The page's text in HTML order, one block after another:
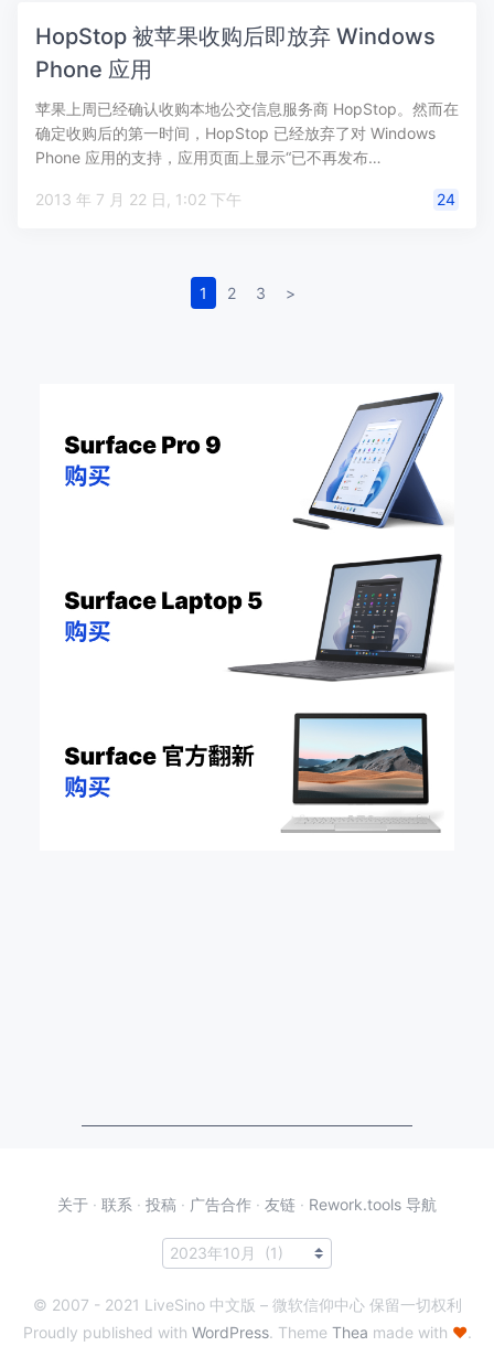
HopStop 被苹果收购后即放弃 Windows
Phone 应用
苹果上周已经确认收购本地公交信息服务商 HopStop。然而在
确定收购后的第一时间，HopStop 已经放弃了对 Windows
Phone 应用的支持，应用页面上显示“已不再发布…
2013 年 7 月 22 日, 1:02 下午 24
1 2 3 >
关于 · 联系 · 投稿 · 广告合作 · 友链 · Rework.tools 导航
© 2007 - 2021 LiveSino 中文版 – 微软信仰中心 保留一切权利
Proudly published with WordPress. Theme Thea made with ♥.